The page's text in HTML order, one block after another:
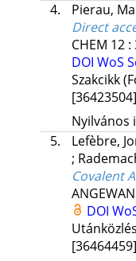
4.
Pierau,
Direct
CHEM 12:
DOI WoS
Szakcikk
[36423504]
Nyilvános
5.
Lefèbre,
;
Covalent
DOI
[36464459]